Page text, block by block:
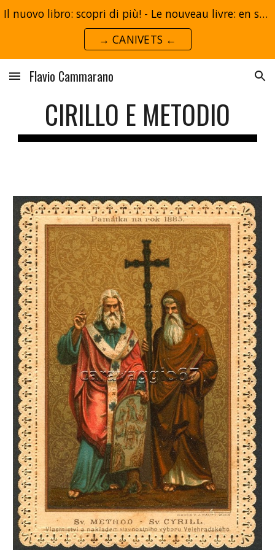
Skip to main content
Il nuovo libro: scopri di più! - Le nouveau livre: en savoir plus!
→ CANIVETS ←
Flavio Cammarano
CIRILLO E METODIO